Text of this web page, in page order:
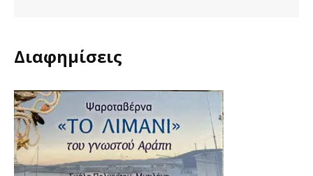
Διαφημίσεις